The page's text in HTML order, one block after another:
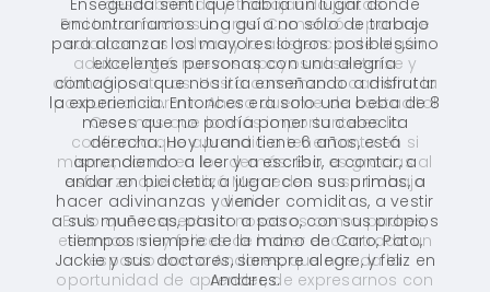
Enseguida sentí que había un lugar donde
encontraríamos una guía no sólo de trabajo
para alcanzar los mayores logros posibles,sino
excelentes personas con una alegría
contagiosa que nos iría enseñando a disfrutar
la experiencia. Entonces era solo una beba de 8
meses que no podía poner su cabecita
derecha. Hoy Juana tiene 6 años, está
aprendiendo a leer y a escribir, a contar, a
andar en bicicleta, a jugar con sus primas, a
hacer adivinanzas y vender comiditas, a vestir
a sus muñecas, pasito a paso, con sus propios
tiempos siempre de la mano de Caro, Pato,
Jackie y sus doctores, siempre alegre, y feliz en
Andares.